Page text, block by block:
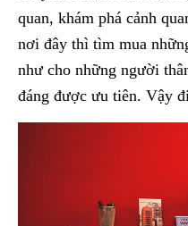
quan, khám phá cảnh
nơi đây thì tìm mua
như cho những người
đáng được ưu tiên. Vậy